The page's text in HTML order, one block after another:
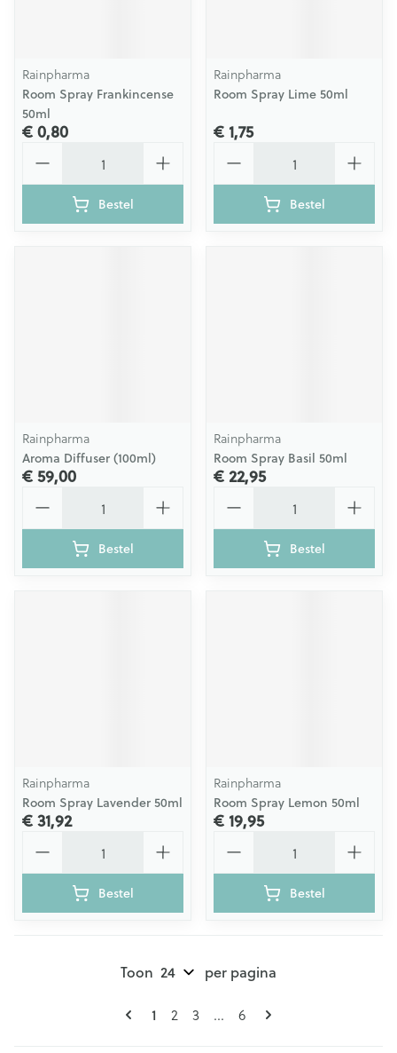
Rainpharma
Room Spray Frankincense
50ml
€ 0,80
Bestel
Rainpharma
Room Spray Lime 50ml
€ 1,75
Bestel
Rainpharma
Aroma Diffuser (100ml)
€ 59,00
Bestel
Rainpharma
Room Spray Basil 50ml
€ 22,95
Bestel
Rainpharma
Room Spray Lavender 50ml
€ 31,92
Bestel
Rainpharma
Room Spray Lemon 50ml
€ 19,95
Bestel
Pagina's
U lees momenteel pagina
1 Pagina
2 Pagina
3 ... Pagina
6
Toon per pagina